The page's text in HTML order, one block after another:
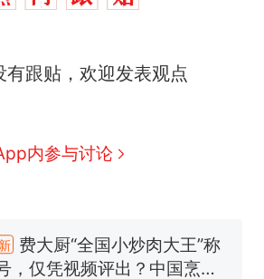
有跟贴，欢迎发表观点
内参与讨论
制裁瓜子饺子，美国怕什
会回应
子上山采菌偶然发现鸡枞菌
，原地守1天等它长大：挖了